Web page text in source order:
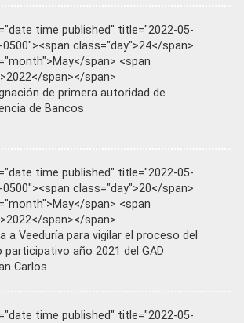
time published" title="2022-05-
0500"><span class="day">24</span>
span> <span
span></span>
de primera autoridad de
de Bancos
time published" title="2022-05-
0500"><span class="day">20</span>
span> <span
span></span>
a Veeduría para vigilar el proceso del
año 2021 del GAD
Carlos
time published" title="2022-05-